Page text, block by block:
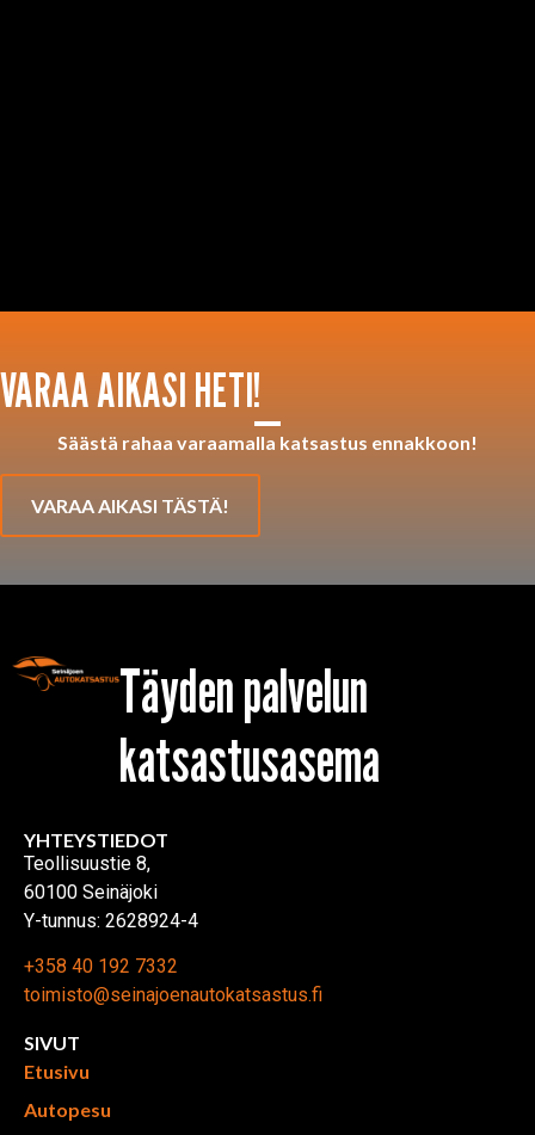
VARAA AIKASI HETI!
Säästä rahaa varaamalla katsastus ennakkoon!
VARAA AIKASI TÄSTÄ!
Täyden palvelun
katsastusasema
YHTEYSTIEDOT
Teollisuustie 8,
60100 Seinäjoki
Y-tunnus: 2628924-4
+358 40 192 7332
toimisto@seinajoenautokatsastus.fi
SIVUT
Etusivu
Autopesu